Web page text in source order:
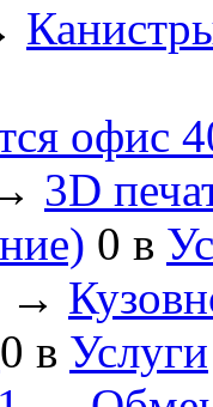
офис
3D
0 в
→
0 в Услуги